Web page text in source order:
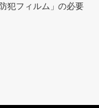
犯フィルム」の必要